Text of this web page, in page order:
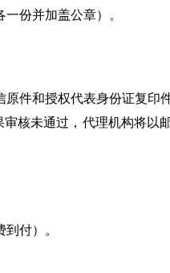
份并加盖公章）。
件和授权代表身份证复印
核未通过，代理机构将以
付）。